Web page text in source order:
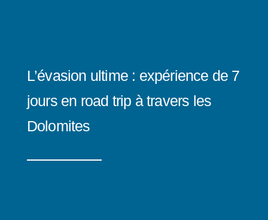
L’évasion ultime : expérience de 7
jours en road trip à travers les
Dolomites